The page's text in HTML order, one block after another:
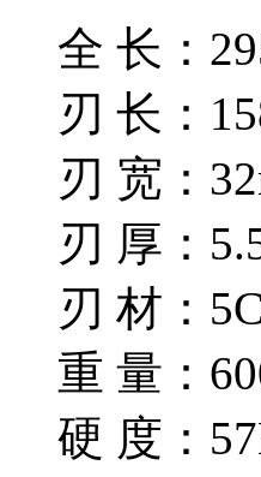
全 长：
刃 长：
刃 宽：
刃 厚：
刃 材：
重 量：
硬 度：